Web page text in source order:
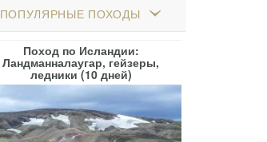
ПОПУЛЯРНЫЕ ПОХОДЫ
Поход по Исландии:
Ландманналаугар, гейзеры,
ледники (10 дней)